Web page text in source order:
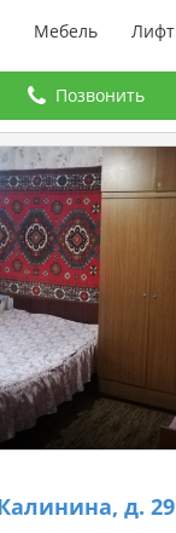
Мебель Лифт
Позвонить
д. 29